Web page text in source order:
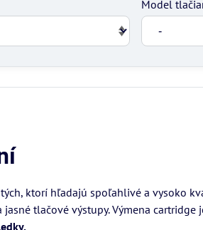
Model
ktorí hľadajú spoľahlivé a vysoko
jasné tlačové výstupy. Výmena